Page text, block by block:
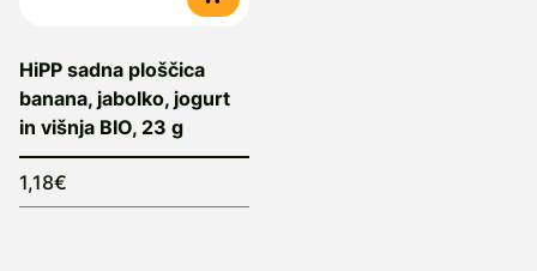
HiPP sadna ploščica
banana, jabolko, jogurt
in višnja BIO, 23 g
1,18€